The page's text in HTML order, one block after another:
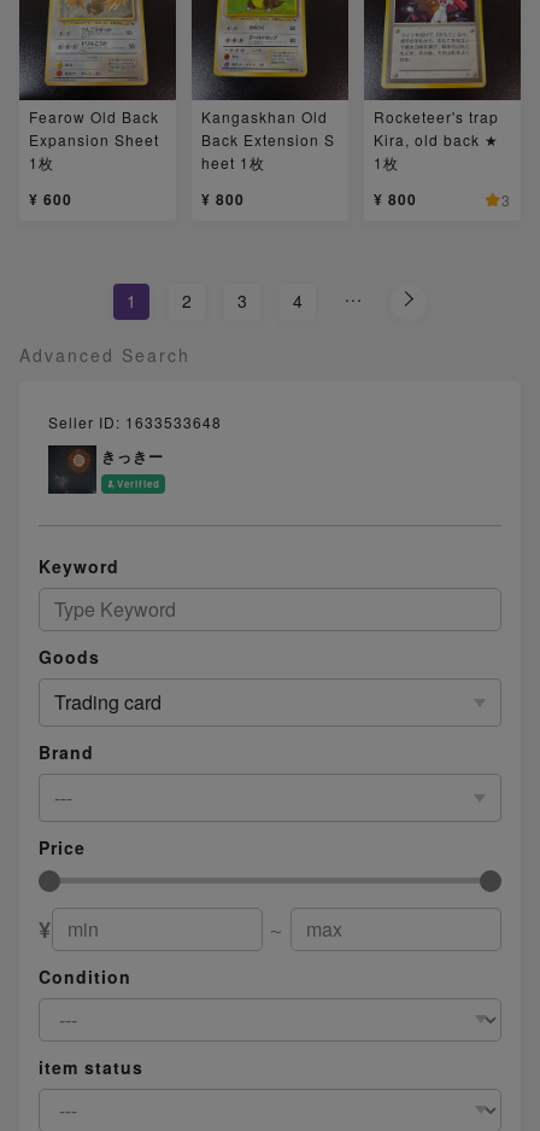
Advanced Search
Seller ID: 1633533648
きっきー
Verified
Keyword
Goods
Trading card
Brand
---
Price
¥
～
Condition
item status
Fearow Old Back
Expansion Sheet
1枚
¥ 600
Kangaskhan Old
Back Extension S
heet 1枚
¥ 800
Rocketeer's trap
Kira, old back ★
1枚
¥ 800 3
1 2 3 4 ...